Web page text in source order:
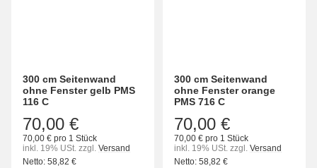
300 cm Seitenwand
ohne Fenster gelb PMS
116 C
70,00 €
70,00 € pro 1 Stück
inkl. 19% USt. zzgl. Versand
Netto: 58,82 €
300 cm Seitenwand
ohne Fenster orange
PMS 716 C
70,00 €
70,00 € pro 1 Stück
inkl. 19% USt. zzgl. Versand
Netto: 58,82 €